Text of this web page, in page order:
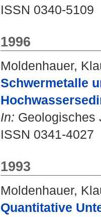
ISSN 0340-5109
1996
Moldenhauer,
Schwermetalle
In: Geologisches
ISSN 0341-4027
1993
Moldenhauer,
Quantitative